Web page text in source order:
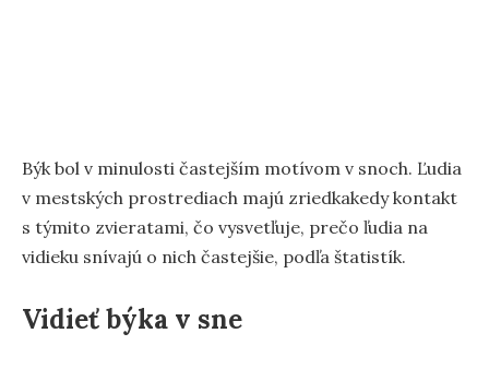
Býk bol v minulosti častejším motívom v snoch. Ľudia
v mestských prostrediach majú zriedkakedy kontakt
s týmito zvieratami, čo vysvetľuje, prečo ľudia na
vidieku snívajú o nich častejšie, podľa štatistík.
Vidieť býka v sne